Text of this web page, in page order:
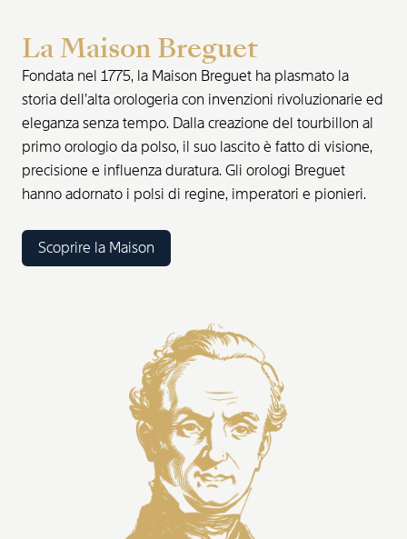
La Maison Breguet
Fondata nel 1775, la Maison Breguet ha plasmato la
storia dell’alta orologeria con invenzioni rivoluzionarie ed
eleganza senza tempo. Dalla creazione del tourbillon al
primo orologio da polso, il suo lascito è fatto di visione,
precisione e influenza duratura. Gli orologi Breguet
hanno adornato i polsi di regine, imperatori e pionieri.
Scoprire la Maison